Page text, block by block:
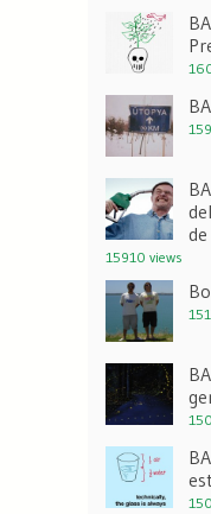
15910 views